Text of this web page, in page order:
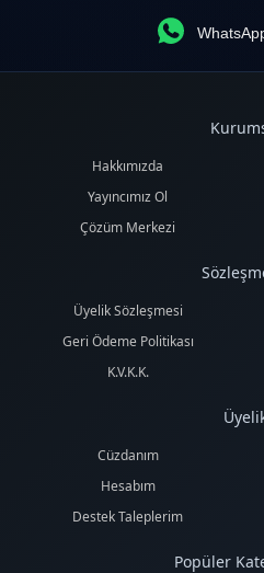
Hakkımızda
Yayıncımız Ol
Çözüm Merkezi
Üyelik Sözleşmesi
Geri Ödeme Politikası
K.V.K.K.
Cüzdanım
Hesabım
Destek Taleplerim
Popüler